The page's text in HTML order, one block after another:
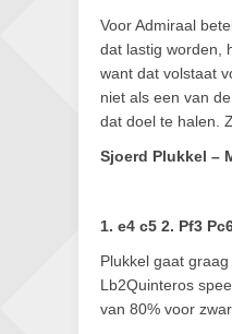
Voor Admiraal
dat lastig worden,
want dat volstaat
niet als een van
dat doel te halen.
Sjoerd Plukkel –
1. e4 c5 2. Pf3
Plukkel gaat
Lb2Quinteros
van 80% voor